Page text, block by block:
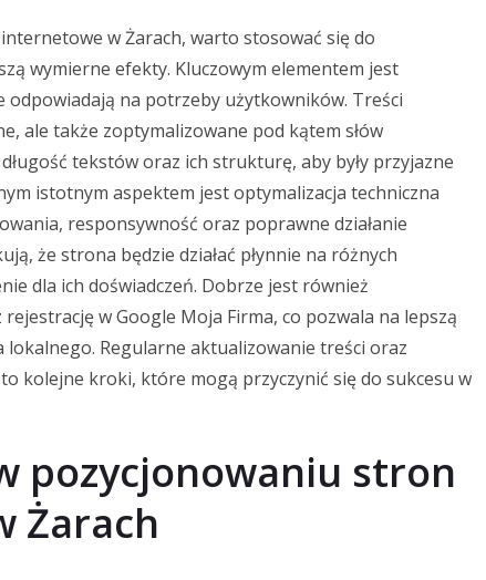
w Żarach, warto stosować się do
wymierne efekty. Kluczowym elementem jest
na potrzeby użytkowników. Treści
ale także zoptymalizowane pod kątem słów
tekstów oraz ich strukturę, aby były przyjazne
istotnym aspektem jest optymalizacja techniczna
responsywność oraz poprawne działanie
że strona będzie działać płynnie na różnych
dla ich doświadczeń. Dobrze jest również
w Google Moja Firma, co pozwala na lepszą
lokalnego. Regularne aktualizowanie treści oraz
kolejne kroki, które mogą przyczynić się do sukcesu w
pozycjonowaniu stron
Żarach